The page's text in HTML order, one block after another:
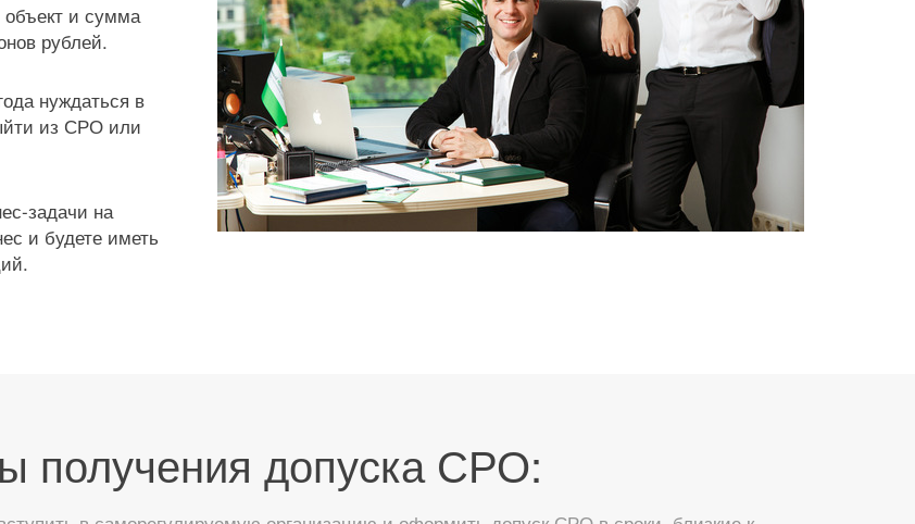
и сумма
рублей.
нуждаться в
из СРО или
задачи на
и будете иметь
получения допуска СРО: